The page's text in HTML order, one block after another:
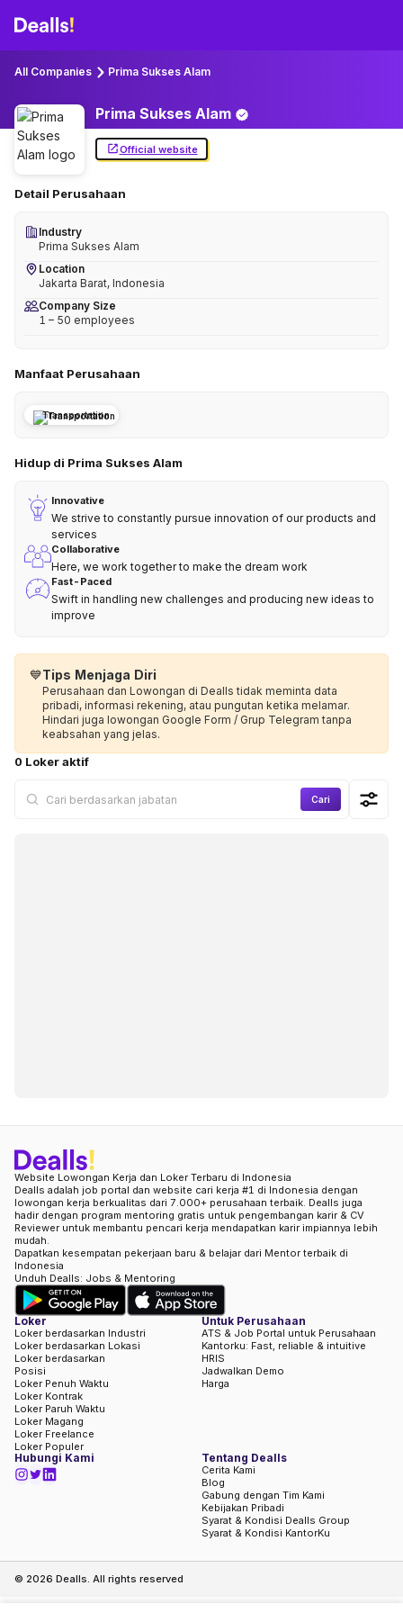
All Companies Prima Sukses Alam
Prima Sukses Alam
Official website
Detail Perusahaan
Industry
Prima Sukses Alam
Location
Jakarta Barat, Indonesia
Company Size
1 – 50 employees
Manfaat Perusahaan
Transportation
Hidup di Prima Sukses Alam
Innovative
We strive to constantly pursue innovation of our products and
services
Collaborative
Here, we work together to make the dream work
Fast-Paced
Swift in handling new challenges and producing new ideas to
improve
💙Tips Menjaga Diri
Perusahaan dan Lowongan di Dealls tidak meminta data
pribadi, informasi rekening, atau pungutan ketika melamar.
Hindari juga lowongan Google Form / Grup Telegram tanpa
keabsahan yang jelas.
0 Loker aktif
Cari
Website Lowongan Kerja dan Loker Terbaru di Indonesia
Dealls adalah job portal dan website cari kerja #1 di Indonesia dengan
lowongan kerja berkualitas dari 7.000+ perusahaan terbaik. Dealls juga
hadir dengan program mentoring gratis untuk pengembangan karir & CV
Reviewer untuk membantu pencari kerja mendapatkan karir impiannya lebih
mudah.
Dapatkan kesempatan pekerjaan baru & belajar dari Mentor terbaik di
Indonesia
Unduh Dealls: Jobs & Mentoring
Loker
Loker berdasarkan Industri
Loker berdasarkan Lokasi
Loker berdasarkan
Posisi
Loker Penuh Waktu
Loker Kontrak
Loker Paruh Waktu
Loker Magang
Loker Freelance
Loker Populer
Untuk Perusahaan
ATS & Job Portal untuk Perusahaan
Kantorku: Fast, reliable & intuitive
HRIS
Jadwalkan Demo
Harga
Hubungi Kami Tentang Dealls
Cerita Kami
Blog
Gabung dengan Tim Kami
Kebijakan Pribadi
Syarat & Kondisi Dealls Group
Syarat & Kondisi KantorKu
© 2026 Dealls. All rights reserved